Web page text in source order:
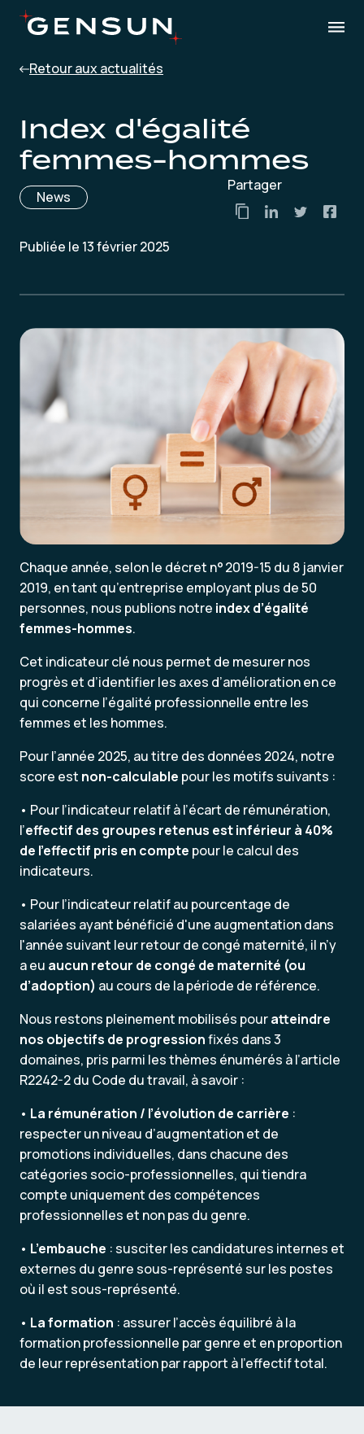
Retour aux actualités
Index d'égalité
femmes-hommes
News
Partager
Publiée le 13 février 2025
Chaque année, selon le décret n° 2019-15 du 8 janvier
2019, en tant qu’entreprise employant plus de 50
personnes, nous publions notre index d’égalité
femmes-hommes.
Cet indicateur clé nous permet de mesurer nos
progrès et d’identifier les axes d’amélioration en ce
qui concerne l’égalité professionnelle entre les
femmes et les hommes.
Pour l’année 2025, au titre des données 2024, notre
score est non-calculable pour les motifs suivants :
• Pour l’indicateur relatif à l’écart de rémunération,
l’effectif des groupes retenus est inférieur à 40%
de l'effectif pris en compte pour le calcul des
indicateurs.
• Pour l’indicateur relatif au pourcentage de
salariées ayant bénéficié d'une augmentation dans
l'année suivant leur retour de congé maternité, il n’y
a eu aucun retour de congé de maternité (ou
d’adoption) au cours de la période de référence.
Nous restons pleinement mobilisés pouratteindre
nos objectifs de progressionfixés dans 3
domaines, pris parmi les thèmes énumérés à l’article
R2242-2 du Code du travail, à savoir :
• La rémunération / l’évolution de carrière :
respecter un niveau d’augmentation et de
promotions individuelles, dans chacune des
catégories socio-professionnelles, qui tiendra
compte uniquement des compétences
professionnelles et non pas du genre.
• L’embauche : susciter les candidatures internes et
externes du genre sous-représenté sur les postes
où il est sous-représenté.
• La formation : assurer l’accès équilibré à la
formation professionnelle par genre et en proportion
de leur représentation par rapport à l’effectif total.